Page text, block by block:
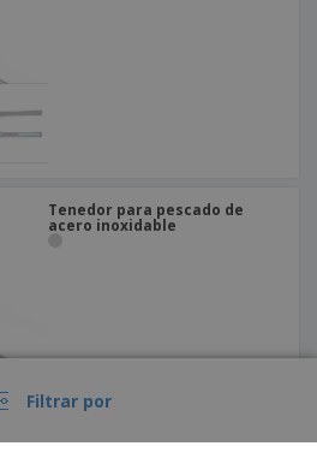
Filtrar por
Tenedor para pescado de
acero inoxidable